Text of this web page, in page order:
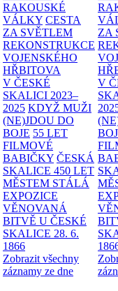
RAKOUSKÉ
VÁLKY CESTA
ZA SVĚTLEM
REKONSTRUKCE
VOJENSKÉHO
HŘBITOVA
V ČESKÉ
SKALICI 2023–
2025 KDYŽ MUŽI
(NE)JDOU DO
BOJE 55 LET
FILMOVÉ
BABIČKY ČESKÁ
SKALICE 450 LET
MĚSTEM STÁLÁ
EXPOZICE
VĚNOVANÁ
BITVĚ U ČESKÉ
SKALICE 28. 6.
1866
Zobrazit všechny
záznamy ze dne
ZA
V